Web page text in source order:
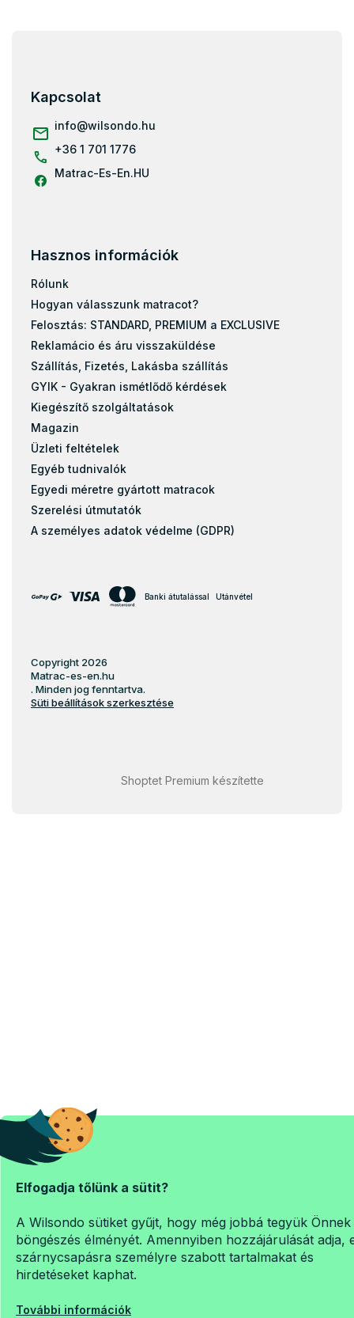
Elfogadja tőlünk a sütit?
A Wilsondo sütiket gyűjt, hogy még jobbá tegyük Önnek
böngészés élményét. Amennyiben hozzájárulását adja,
szárnycsapásra személyre szabott tartalmakat és
hirdetéseket kaphat.
További információk
Kapcsolat
info@wilsondo.hu
+36 1 701 1776
Matrac-Es-En.HU
Hasznos információk
Rólunk
Hogyan válasszunk matracot?
Felosztás: STANDARD, PREMIUM a EXCLUSIVE
Reklamácio és áru visszaküldése
Szállítás, Fizetés, Lakásba szállítás
GYIK - Gyakran ismétlődő kérdések
Kiegészítő szolgáltatások
Magazin
Üzleti feltételek
Egyéb tudnivalók
Egyedi méretre gyártott matracok
Szerelési útmutatók
A személyes adatok védelme (GDPR)
Banki átutalással Utánvétel
Shoptet Premium készítette
Copyright 2026
Matrac-es-en.hu
. Minden jog fenntartva.
Süti beállítások szerkesztése